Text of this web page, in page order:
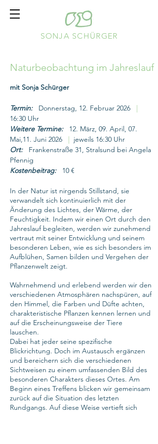
SONJA SCHÜRGER
Naturbeobachtung im Jahreslauf
mit Sonja Schürger
Termin: Donnerstag, 12. Februar 2026 |
16:30 Uhr
Weitere Termine: 12. März, 09. April, 07.
Mai,11. Juni 2026 | jeweils 16:30 Uhr
Ort: Frankenstraße 31, Stralsund bei Angela
Pfennig
Kostenbeitrag: 10 €
In der Natur ist nirgends Stillstand, sie
verwandelt sich kontinuierlich mit der
Änderung des Lichtes, der Wärme, der
Feuchtigkeit. Indem wir einen Ort durch den
Jahreslauf begleiten, werden wir zunehmend
vertraut mit seiner Entwicklung und seinem
besonderen Leben, wie es sich besonders im
Aufblühen, Samen bilden und Vergehen der
Pflanzenwelt zeigt.
Wahrnehmend und erlebend werden wir den
verschiedenen Atmosphären nachspüren, auf
den Himmel, die Farben und Düfte achten,
charakteristische Pflanzen kennen lernen und
auf die Erscheinungsweise der Tiere
lauschen.
Dabei hat jeder seine spezifische
Blickrichtung. Doch im Austausch ergänzen
und bereichern sich die verschiedenen
Sichtweisen zu einem umfassenden Bild des
besonderen Charakters dieses Ortes. Am
Beginn eines Treffens blicken wir gemeinsam
zurück auf die Situation des letzten
Rundgangs. Auf diese Weise vertieft sich